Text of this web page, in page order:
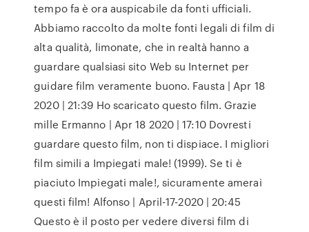
tempo fa è ora auspicabile da fonti ufficiali.
Abbiamo raccolto da molte fonti legali di film di
alta qualità, limonate, che in realtà hanno a
guardare qualsiasi sito Web su Internet per
guidare film veramente buono. Fausta | Apr 18
2020 | 21:39 Ho scaricato questo film. Grazie
mille Ermanno | Apr 18 2020 | 17:10 Dovresti
guardare questo film, non ti dispiace. I migliori
film simili a Impiegati male! (1999). Se ti è
piaciuto Impiegati male!, sicuramente amerai
questi film! Alfonso | April-17-2020 | 20:45
Questo è il posto per vedere diversi film di